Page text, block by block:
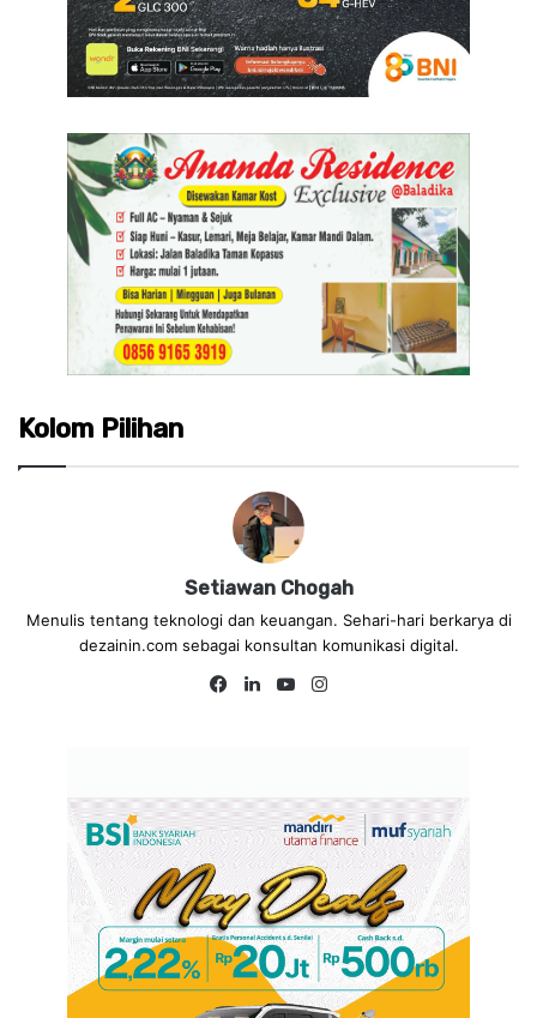
Kolom Pilihan
Setiawan Chogah
Menulis tentang teknologi dan keuangan. Sehari-hari berkarya di
dezainin.com sebagai konsultan komunikasi digital.
Facebook
LinkedInYouTube